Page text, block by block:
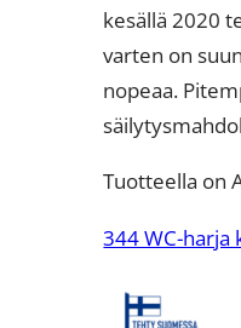
kesällä 2020
varten on
nopeaa.
Tuotteella on
344 WC-harja